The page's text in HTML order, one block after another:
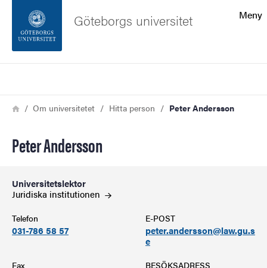
Sidfoten
Meny
Göteborgs universitet
Länkstig
HemOm universitetet Hitta person Peter Andersson
Peter Andersson
Universitetslektor
Juridiska institutionen
Telefon
031-786 58 57
E-POST
peter.andersson@law.gu.s
e
Fax BESÖKSADRESS